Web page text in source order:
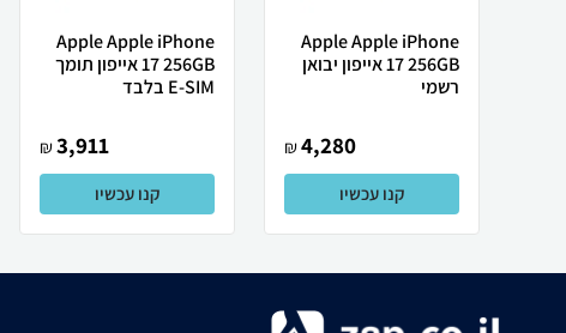
Apple Apple iPhone
17 256GB אייפון יבואן
רשמי
4,280
₪
קנו עכשיו
Apple Apple iPhone
17 256GB אייפון תומך
E-SIM בלבד
3,911
₪
קנו עכשיו